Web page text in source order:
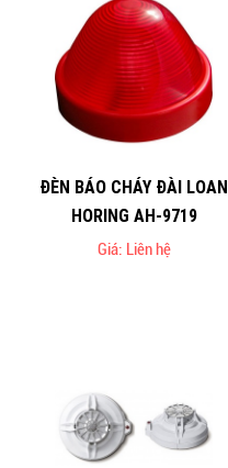
ĐÈN BÁO CHÁY ĐÀI LOAN
HORING AH-9719
Giá: Liên hệ